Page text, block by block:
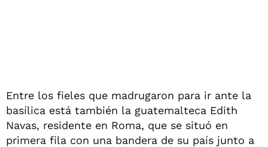
Entre los fieles que madrugaron para ir ante la
basílica está también la guatemalteca Edith
Navas, residente en Roma, que se situó en
primera fila con una bandera de su país junto a